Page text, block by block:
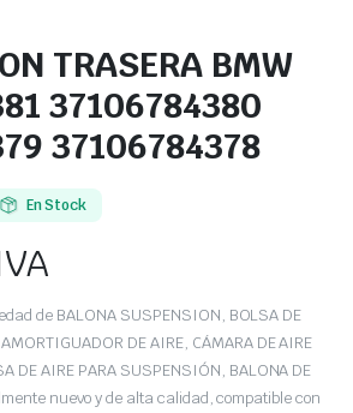
TRASERA BMW
37106784380
37106784378
En Stock
de BALONA SUSPENSION, BOLSA DE
DE AIRE, CÁMARA DE AIRE
DE AIRE PARA SUSPENSIÓN, BALONA DE
nuevo y de alta calidad, compatible con